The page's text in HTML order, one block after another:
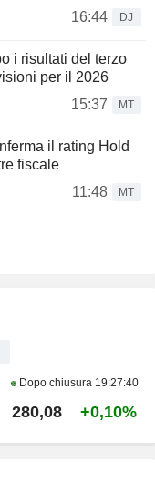
16:44 DJ
i risultati del terzo
per il 2026
15:37
MT
il rating Hold
fiscale
11:48
MT
Dopo chiusura 19:27:40
280,08 +0,10%